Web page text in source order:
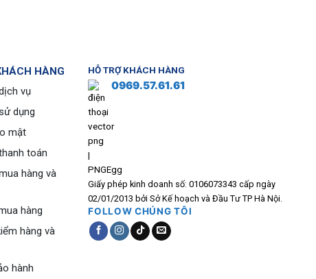
HÀNG
vụ
dụng
mật
toán
hàng và
hàng
hàng và
hành
HỖ TRỢ KHÁCH HÀNG
0969.57.61.61
Giấy phép kinh doanh số: 0106073343 cấp ngày
02/01/2013 bởi Sở Kế hoạch và Đầu Tư TP Hà Nội.
FOLLOW CHÚNG TÔI